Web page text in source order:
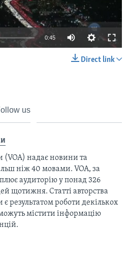
0:45
Direct link
us
(VOA) надає новини та
ніж 40 мовами. VOA, за
аудиторію у понад 326
щотижня. Статті авторства
результатом роботи декількох
містити інформацію